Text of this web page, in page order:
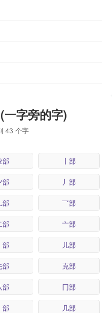
字旁的字)
43 个字
部 丨部
部 丿部
部 乛部
部 亠部
部 儿部
部 克部
部 冂部
部 几部